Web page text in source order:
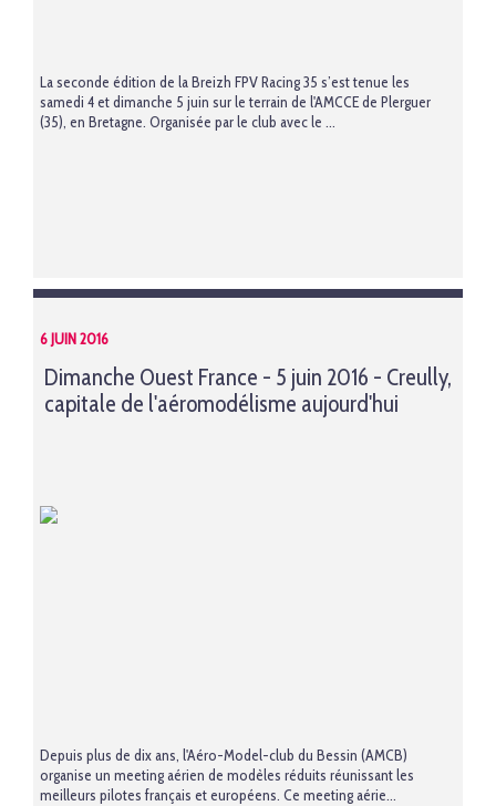
La seconde édition de la Breizh FPV Racing 35 s’est tenue les
samedi 4 et dimanche 5 juin sur le terrain de l'AMCCE de Plerguer
(35), en Bretagne. Organisée par le club avec le ...
6 JUIN 2016
Dimanche Ouest France - 5 juin 2016 - Creully,
capitale de l'aéromodélisme aujourd'hui
Depuis plus de dix ans, l'Aéro-Model-club du Bessin (AMCB)
organise un meeting aérien de modèles réduits réunissant les
meilleurs pilotes français et européens. Ce meeting aérie...